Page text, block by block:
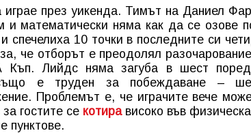
през уикенда. Тимът на Даниел
математически няма как да се озове
10 точки в последните си
че отборът е преодолял
Лийдс няма загуба в шест
е труден за побеждаване –
Проблемът е, че играчите вече
гостите се котирависоко във
пунктове.